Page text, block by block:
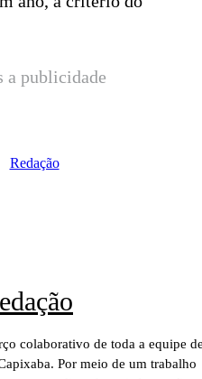
a publicidade
colaborativo de toda a equipe
Por meio de um trabalho